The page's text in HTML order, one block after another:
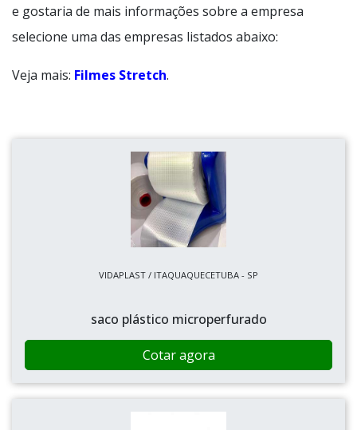
e gostaria de mais informações sobre a empresa
selecione uma das empresas listados abaixo:
Veja mais: Filmes Stretch.
VIDAPLAST / ITAQUAQUECETUBA - SP
saco plástico microperfurado
Cotar agora